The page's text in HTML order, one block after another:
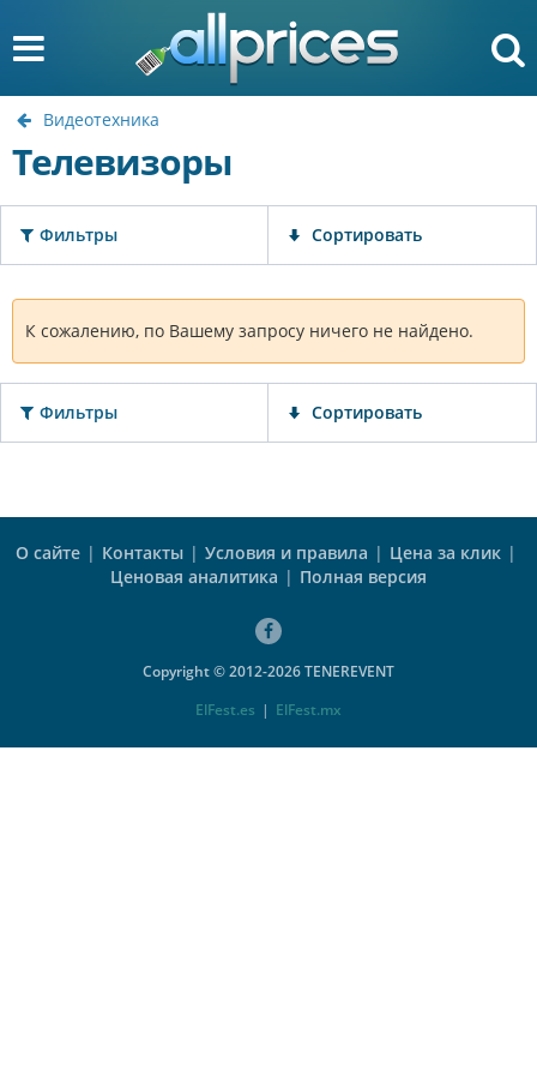
Видеотехника
Телевизоры
Фильтры Сортировать
К сожалению, по Вашему запросу ничего не найдено.
Фильтры Сортировать
О сайте | Контакты | Условия и правила | Цена за клик |
Ценовая аналитика | Полная версия
Copyright © 2012-2026 TENEREVENT
ElFest.es | ElFest.mx